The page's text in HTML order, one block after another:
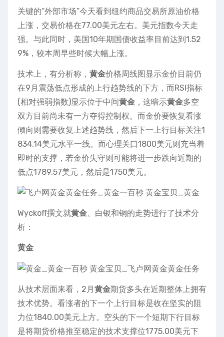
关键的“外部市场”今天看到纽约商品交易所原油价格
上涨，交易价格在77.00美元左右。美元指数今天走
强。与此同时，美国10年期国债收益率目前达到1.52
9%，较本周早些时候大幅上涨。
技术上，有分析称， 黄金价格周线图显示金价目前仍
在9月震荡低点形成的上行趋势线的下方，而RSI指标
(相对强弱指数)显示位于中间黄金 ，这暗示黄金多空
双方目前尚未有一方夺得控制权。而金价要恢复看涨
倾向则需要收复上述趋势线，然后下一上行目标关注1
834.14美元水平一线。而心理关口1800美元则充当着
即时的支撑，若金价失守则可能将进一步跌向近期的
低点1789.57美元，然后是1750美元。
Wyckoff撰文就黄金、白银和铜的走势进行了技术分
析：
黄金
从技术层面来看，2月 黄金期货多头在近期整体上拥有
技术优势。看涨者的下一个上行目标是收在坚实的阻
力位1840.00美元上方。空头的下一个短期下行目标
是将期货价格推至稳定的技术支撑位1775.00美元下